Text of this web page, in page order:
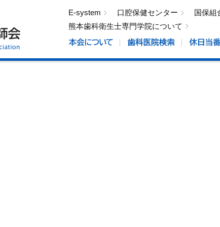
E-system 口腔保健センター
国保組
熊本歯科衛生士専門学院について